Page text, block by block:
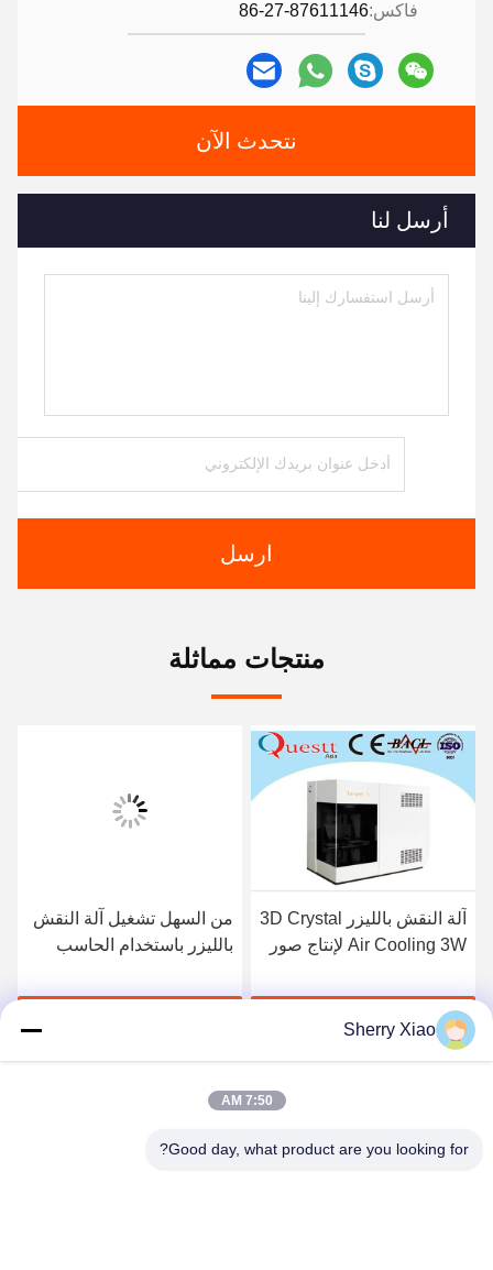
فاكس:86-27-87611146
نتحدث الآن
أرسل لنا
ارسل
منتجات مماثلة
آلة النقش بالليزر 3D Crystal
Air Cooling 3W لإنتاج صور
احصل على أفضل سعر
من السهل تشغيل آلة النقش
بالليزر باستخدام الحاسب
بالليزر ثلاثية الأبعاد مستقرة
Sherry Xiao
7:50 AM
Good day, what product are you looking for?